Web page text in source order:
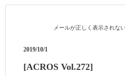
メールが正しく表示されな
2019/10/1
[ACROS Vol.272]